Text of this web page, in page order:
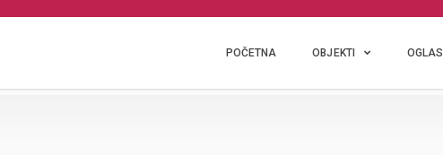
POČETNA OBJEKTI OGLASI